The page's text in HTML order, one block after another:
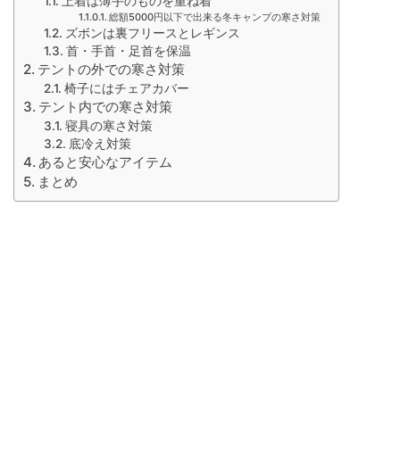
総額5000円以下で出来る冬キャンプの寒さ対策
ズボンは裏フリースとレギンス
首・手首・足首を保温
テントの外での寒さ対策
椅子にはチェアカバー
テント内での寒さ対策
寝具の寒さ対策
底冷え対策
あると安心なアイテム
まとめ